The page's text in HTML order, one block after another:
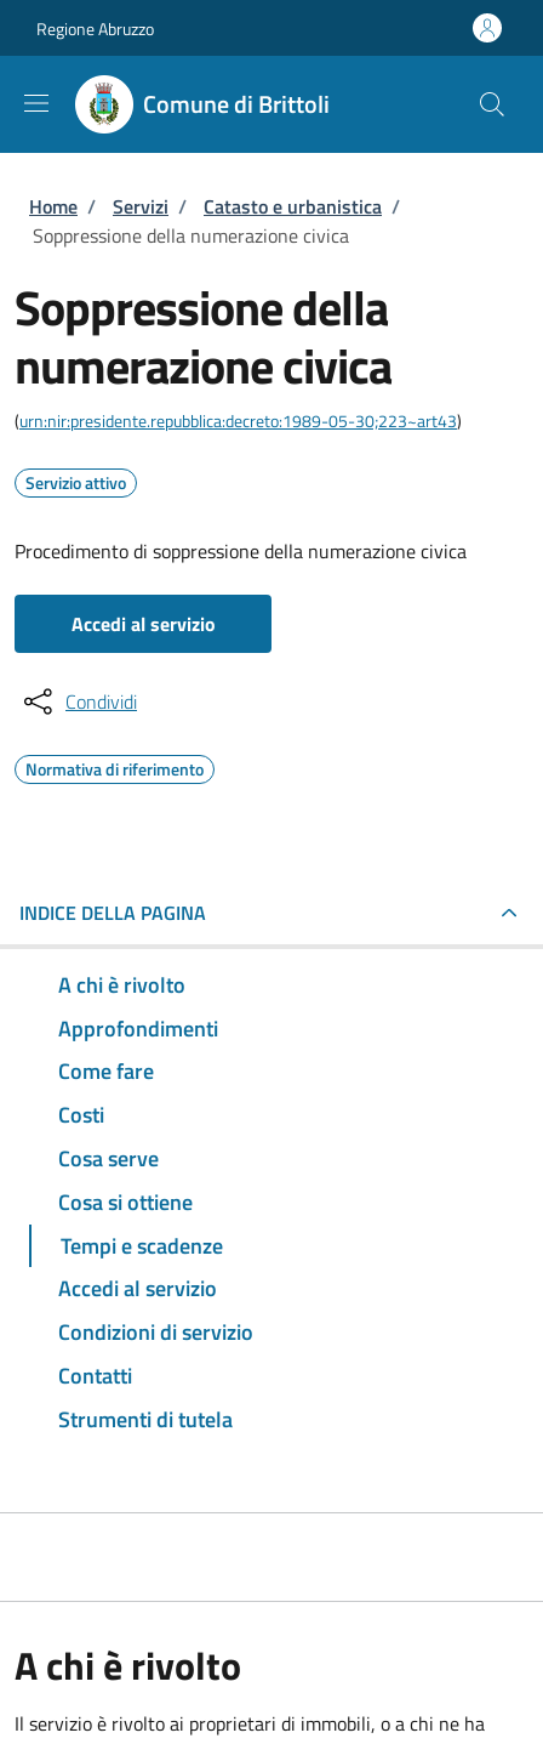
Regione Abruzzo
Comune di Brittoli
Briciole di pane
Home / Servizi / Catasto e urbanistica /
Soppressione della numerazione civica
Soppressione della
numerazione civica
(urn:nir:presidente.repubblica:decreto:1989-05-30;223~art43)
Servizio attivo
Procedimento di soppressione della numerazione civica
Accedi al servizio
Condividi
Normativa di riferimento
INDICE DELLA PAGINA
A chi è rivolto
Approfondimenti
Come fare
Costi
Cosa serve
Cosa si ottiene
Tempi e scadenze
Accedi al servizio
Condizioni di servizio
Contatti
Strumenti di tutela
A chi è rivolto
Il servizio è rivolto ai proprietari di immobili, o a chi ne ha